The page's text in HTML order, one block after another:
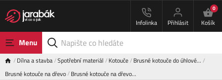
Infolinka Přihlásit
0
Košík
Menu
Dílna a stavba Spotřební materiál Kotouče Brusné kotouče do úhlové…
Brusné kotouče na dřevo Brusné kotouče na dřevo…